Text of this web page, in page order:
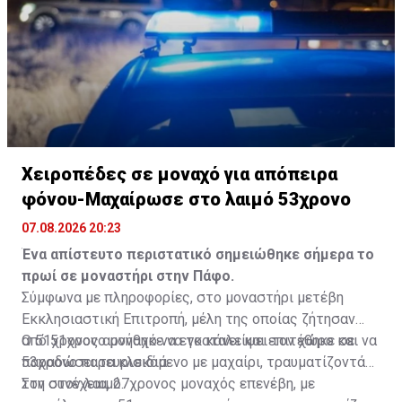
δυτικά και τα βόρεια παράλια, γύρω στους 36 στα
υπόλοιπα παράλια και στους 30 βαθμούς στα
ψηλότερα ορεινά.
Χειροπέδες σε μοναχό για απόπειρα
φόνου-Μαχαίρωσε στο λαιμό 53χρονο
07.08.2026 20:23
Ένα απίστευτο περιστατικό σημειώθηκε σήμερα το
πρωί σε μοναστήρι στην Πάφο.
Σύμφωνα με πληροφορίες, στο μοναστήρι μετέβη
Εκκλησιαστική Επιτροπή, μέλη της οποίας ζήτησαν
από 51χρονο μοναχό να εγκαταλείψει τον χώρο και να
παραδώσει τα κλειδιά.
Ο 51χρονος αρνήθηκε να το κάνει και επιτέθηκε σε
53χρονο παρευρισκόμενο με μαχαίρι, τραυματίζοντάς
τον στον λαιμό.
Στη συνέχεια, 27χρονος μοναχός επενέβη, με